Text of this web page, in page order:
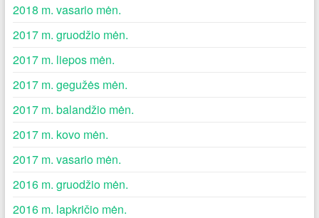
2018 m. vasario mėn.
2017 m. gruodžio mėn.
2017 m. liepos mėn.
2017 m. gegužės mėn.
2017 m. balandžio mėn.
2017 m. kovo mėn.
2017 m. vasario mėn.
2016 m. gruodžio mėn.
2016 m. lapkričio mėn.